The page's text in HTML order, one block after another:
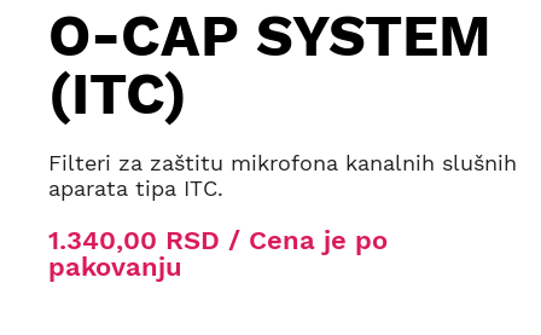
O-CAP SYSTEM
(ITC)
Filteri za zaštitu mikrofona kanalnih slušnih
aparata tipa ITC.
1.340,00 RSD / Cena je po
pakovanju